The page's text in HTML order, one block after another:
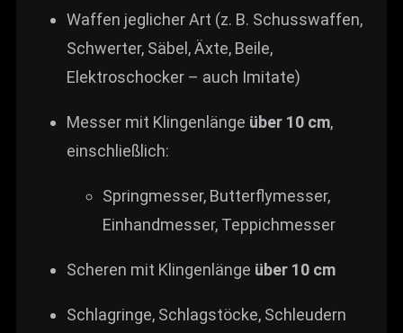
Waffen jeglicher Art (z. B. Schusswaffen,
Schwerter, Säbel, Äxte, Beile,
Elektroschocker – auch Imitate)
Messer mit Klingenlänge über 10 cm,
einschließlich:
Springmesser, Butterflymesser,
Einhandmesser, Teppichmesser
Scheren mit Klingenlänge über 10 cm
Schlagringe, Schlagstöcke, Schleudern